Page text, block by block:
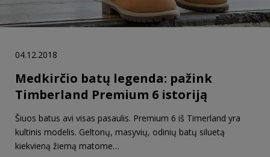
04.12.2018
Medkirčio batų legenda: pažink
Timberland Premium 6 istoriją
Šiuos batus avi visas pasaulis. Premium 6 iš Timerland yra
kultinis modelis. Geltonų, masyvių, odinių batų siluetą
kiekvieną žiemą matome…